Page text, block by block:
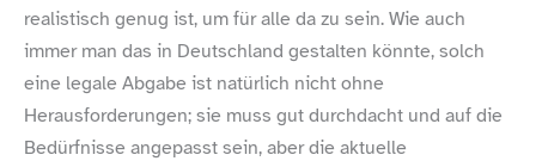
realistisch genug ist, um für alle da zu sein. Wie auch
immer man das in Deutschland gestalten könnte, solch
eine legale Abgabe ist natürlich nicht ohne
Herausforderungen; sie muss gut durchdacht und auf die
Bedürfnisse angepasst sein, aber die aktuelle